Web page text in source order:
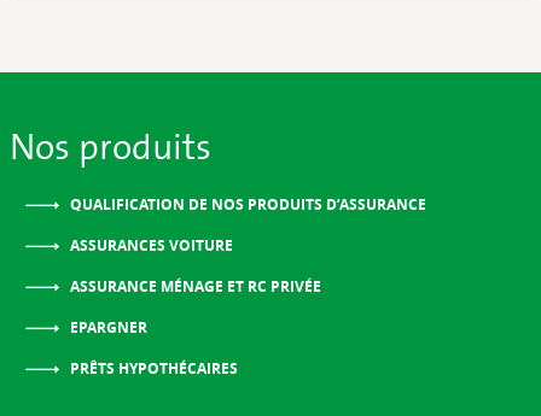
Nos produits
QUALIFICATION DE NOS PRODUITS D’ASSURANCE
ASSURANCES VOITURE
ASSURANCE MÉNAGE ET RC PRIVÉE
EPARGNER
PRÊTS HYPOTHÉCAIRES